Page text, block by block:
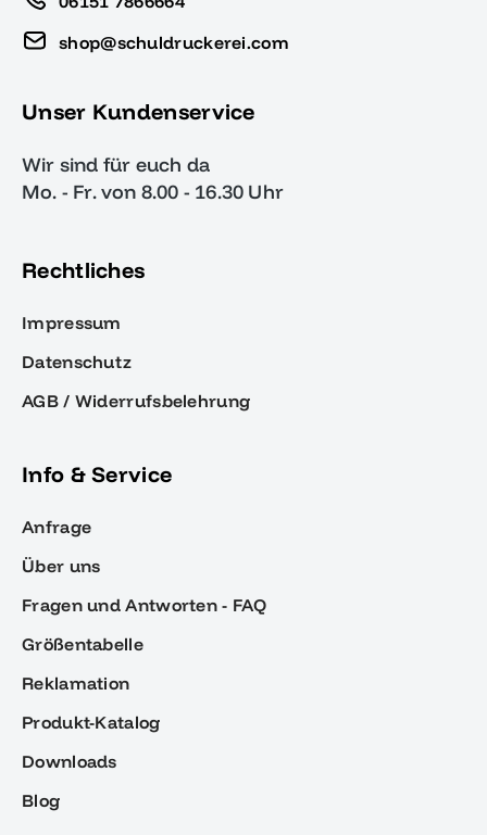
shop@schuldruckerei.com
Unser Kundenservice
Wir sind für euch da
Mo. - Fr. von 8.00 - 16.30 Uhr
Rechtliches
Impressum
Datenschutz
AGB / Widerrufsbelehrung
Info & Service
Anfrage
Über uns
Fragen und Antworten - FAQ
Größentabelle
Reklamation
Produkt-Katalog
Downloads
Blog